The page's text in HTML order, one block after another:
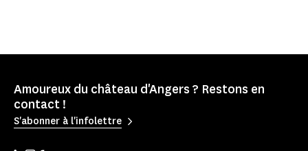
Amoureux du château d'Angers ? Restons en
contact !
S'abonner à l'infolettre